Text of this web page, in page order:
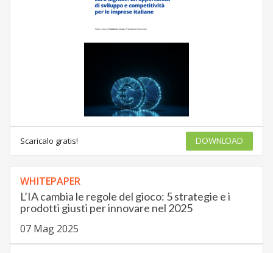
Scaricalo gratis! DOWNLOAD
WHITEPAPER
L’IA cambia le regole del gioco: 5 strategie e i
prodotti giusti per innovare nel 2025
07 Mag 2025